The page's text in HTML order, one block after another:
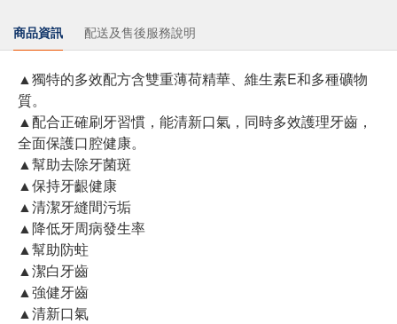
商品資訊 配送及售後服務說明
▲獨特的多效配方含雙重薄荷精華、維生素E和多種礦物
質。
▲配合正確刷牙習慣，能清新口氣，同時多效護理牙齒，
全面保護口腔健康。
▲幫助去除牙菌斑
▲保持牙齦健康
▲清潔牙縫間污垢
▲降低牙周病發生率
▲幫助防蛀
▲潔白牙齒
▲強健牙齒
▲清新口氣